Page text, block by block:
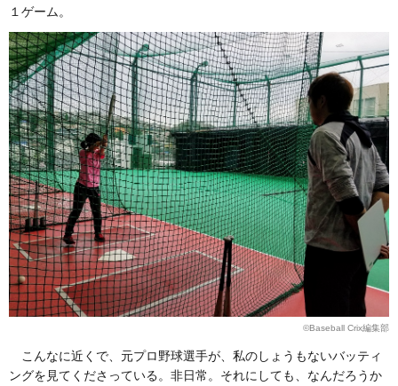
１ゲーム。
©Baseball Crix編集部
こんなに近くで、元プロ野球選手が、私のしょうもないバッティ
ングを見てくださっている。非日常。それにしても、なんだろうか